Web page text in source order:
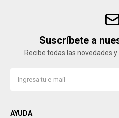
Suscríbete a
Recibe todas las novedades
AYUDA